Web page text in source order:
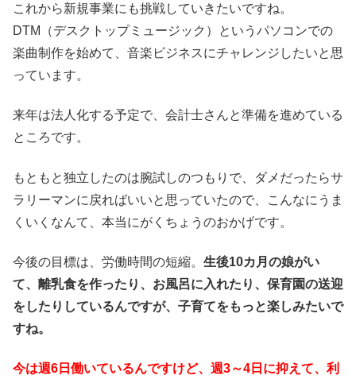
これから新規事業にも挑戦していきたいですね。
DTM（デスクトップミュージック）というパソコンでの
楽曲制作を始めて、音楽ビジネスにチャレンジしたいと思
っています。
来年は法人化する予定で、会計士さんと準備を進めている
ところです。
もともと独立したのは腕試しのつもりで、ダメだったらサ
ラリーマンに戻ればいいと思っていたので、こんなにうま
くいくなんて、本当にがくちょうのおかげです。
今後の目標は、労働時間の短縮。 生後10カ月の娘がい
て、離乳食を作ったり、お風呂に入れたり、保育園の送迎
をしたりしているんですが、子育てをもっと楽しみたいで
すね。
今は週6日働いているんですけど、週3～4日に抑えて、利